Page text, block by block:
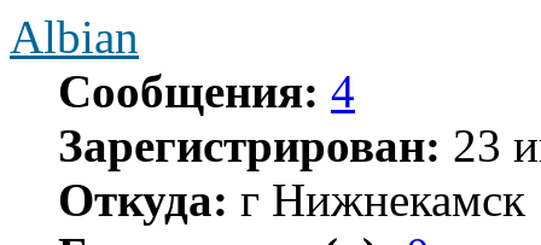
Albian
Сообщения: 4
Зарегистрирован: 23
Откуда: г Нижнекамск